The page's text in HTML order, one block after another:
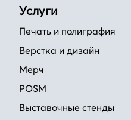
Услуги
Печать и полиграфия
Верстка и дизайн
Мерч
POSM
Выставочные стенды